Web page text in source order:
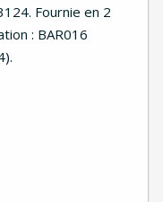
Fournie en 2
: BAR016